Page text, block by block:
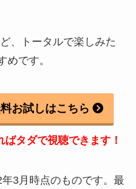
、トータルで楽しみた
めです。
お試しはこちら
タダで視聴できます！
3月時点のものです。最